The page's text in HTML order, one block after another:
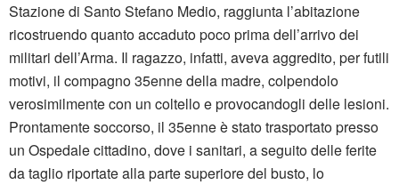
Stazione di Santo Stefano Medio, raggiunta l’abitazione
ricostruendo quanto accaduto poco prima dell’arrivo dei
militari dell’Arma. Il ragazzo, infatti, aveva aggredito, per futili
motivi, il compagno 35enne della madre, colpendolo
verosimilmente con un coltello e provocandogli delle lesioni.
Prontamente soccorso, il 35enne è stato trasportato presso
un Ospedale cittadino, dove i sanitari, a seguito delle ferite
da taglio riportate alla parte superiore del busto, lo